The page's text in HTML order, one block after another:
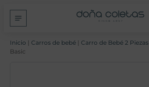
Inicio | Carros de bebé | Carro de Bebé 2 Piezas
Basic